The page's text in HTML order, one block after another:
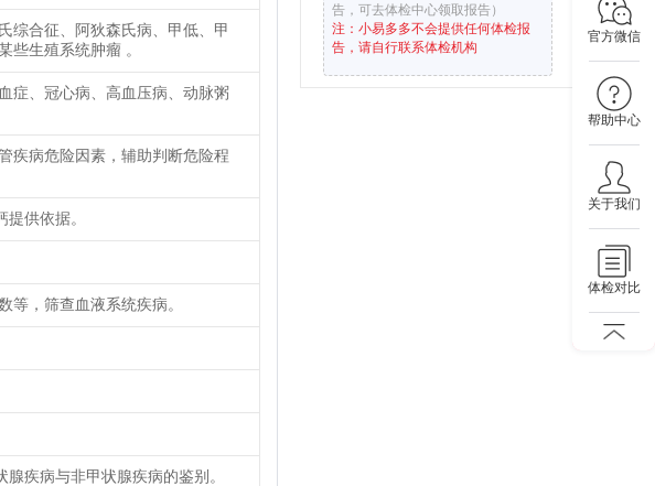
官方微信
帮助中心
关于我们
体检对比
综合征、阿狄森氏病、甲低、甲
些生殖系统肿瘤 。
症、冠心病、高血压病、动脉粥
疾病危险因素，辅助判断危险程
供依据。
等，筛查血液系统疾病。
疾病与非甲状腺疾病的鉴别。
告，可去体检中心领取报告）
注：小易多多不会提供任何体检报
告，请自行联系体检机构